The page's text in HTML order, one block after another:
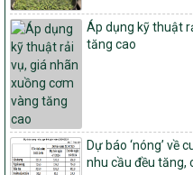
số: 19/2026/QĐ-TTg
Quy định điều kiện, trình tự,
và thu hồi quyết định công
đạt nông thôn mới hiện đại và
vụ xây dựng nông thôn mới
Quyết định số 16/2026/QĐ-
Quy định nguyên tắc, tiêu chí,
ương và tỉ lệ vốn đối ứng
Chương trình mục tiêu quốc
Áp dụng kỹ thuật
tăng cao
Dự báo ‘nóng’ về
nhu cầu đều tăng,